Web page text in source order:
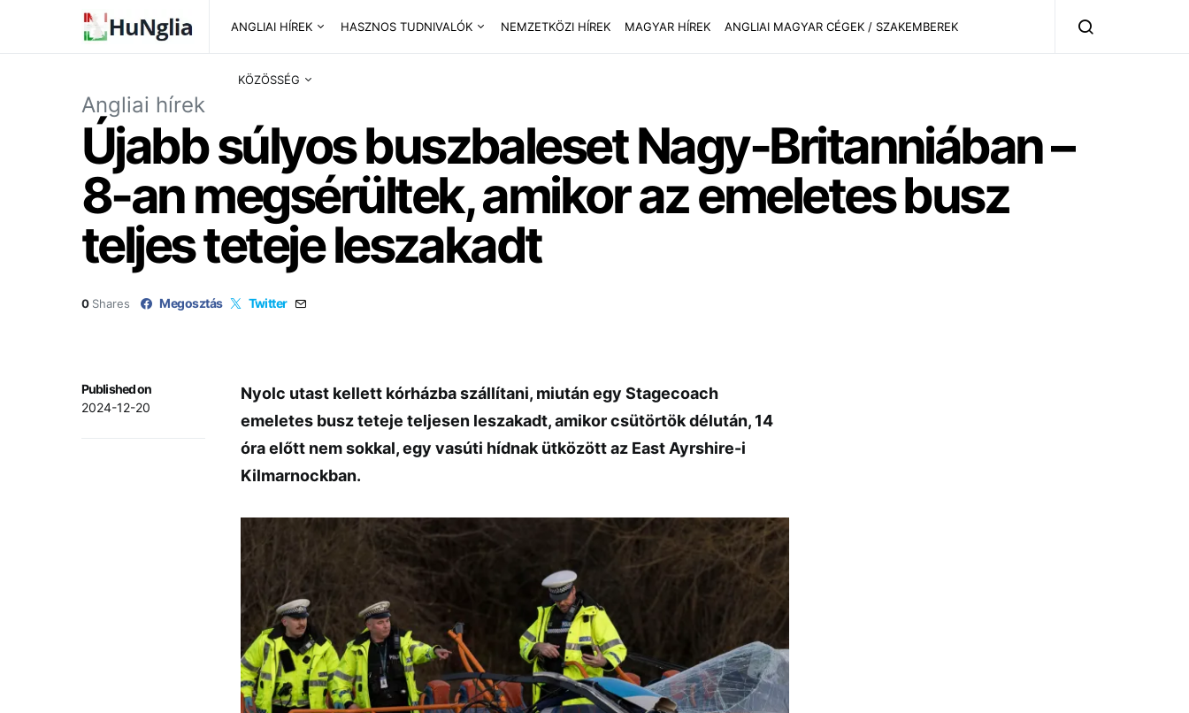
ANGLIAI HÍREK HASZNOS TUDNIVALÓK NEMZETKÖZI HÍREK MAGYAR HÍREK ANGLIAI MAGYAR CÉGEK / SZAKEMBEREK
KÖZÖSSÉG
Angliai hírek
Újabb súlyos buszbaleset Nagy-Britanniában –
8-an megsérültek, amikor az emeletes busz
teljes teteje leszakadt
0 Shares Megosztás Twitter
Published on
2024-12-20
Nyolc utast kellett kórházba szállítani, miután egy Stagecoach
emeletes busz teteje teljesen leszakadt, amikor csütörtök délután, 14
óra előtt nem sokkal, egy vasúti hídnak ütközött az East Ayrshire-i
Kilmarnockban.